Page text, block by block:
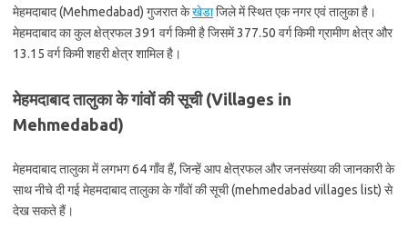
मेहमदाबाद (Mehmedabad) गुजरात केखेडाजिले में स्थित एक नगर एवं तालुका है।
मेहमदाबाद का कुल क्षेत्रफल 391 वर्ग किमी है जिसमें 377.50 वर्ग किमी ग्रामीण क्षेत्र और
13.15 वर्ग किमी शहरी क्षेत्र शामिल है।
मेहमदाबाद तालुका के गांवों की सूची (Villages in
Mehmedabad)
मेहमदाबाद तालुका में लगभग 64 गाँव हैं, जिन्हें आप क्षेत्रफल और जनसंख्या की जानकारी के
साथ नीचे दी गई मेहमदाबाद तालुका के गाँवों की सूची (mehmedabad villages list) से
देख सकते हैं।